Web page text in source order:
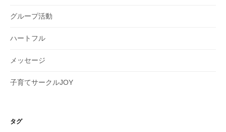
グループ活動
ハートフル
メッセージ
子育てサークルJOY
タグ